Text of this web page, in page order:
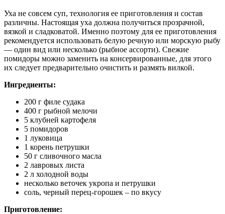
Уха не совсем суп, технология ее приготовления и состав
различны. Настоящая уха должна получиться прозрачной,
вязкой и сладковатой. Именно поэтому для ее приготовления
рекомендуется использовать белую речную или морскую рыбу
— один вид или несколько (рыбное ассорти). Свежие
помидоры можно заменить на консервированные, для этого
их следует предварительно очистить и размять вилкой.
Ингредиенты:
200 г филе судака
400 г рыбной мелочи
5 клубней картофеля
5 помидоров
1 луковица
1 корень петрушки
50 г сливочного масла
2 лавровых листа
2 л холодной воды
несколько веточек укропа и петрушки
соль, черный перец-горошек – по вкусу
Приготовление: